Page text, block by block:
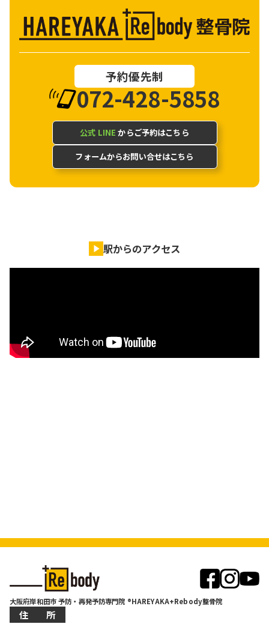
予約優先制
072-428-5858
公式 LINE からご予約はこちら
フォームからお問い合せはこちら
駅からのアクセス
大阪府岸和田市 予防・再発予防専門院 ®HAREYAKA+Rebody整骨院
住 所